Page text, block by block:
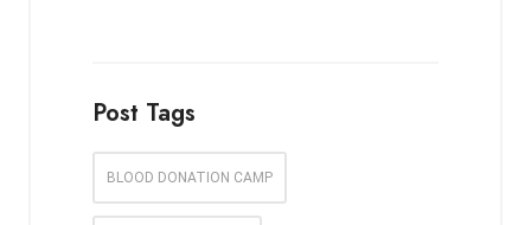
Post Tags
BLOOD DONATION CAMP